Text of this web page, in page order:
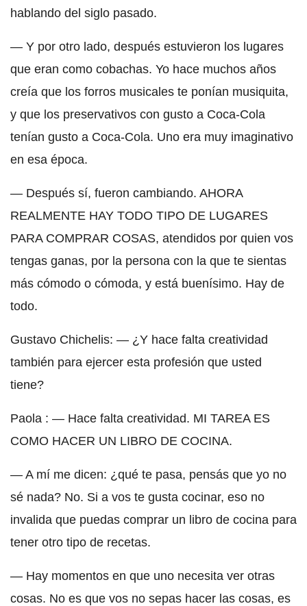
hablando del siglo pasado.
— Y por otro lado, después estuvieron los lugares
que eran como cobachas. Yo hace muchos años
creía que los forros musicales te ponían musiquita,
y que los preservativos con gusto a Coca-Cola
tenían gusto a Coca-Cola. Uno era muy imaginativo
en esa época.
— Después sí, fueron cambiando. AHORA
REALMENTE HAY TODO TIPO DE LUGARES
PARA COMPRAR COSAS, atendidos por quien vos
tengas ganas, por la persona con la que te sientas
más cómodo o cómoda, y está buenísimo. Hay de
todo.
Gustavo Chichelis: — ¿Y hace falta creatividad
también para ejercer esta profesión que usted
tiene?
Paola : — Hace falta creatividad. MI TAREA ES
COMO HACER UN LIBRO DE COCINA.
— A mí me dicen: ¿qué te pasa, pensás que yo no
sé nada? No. Si a vos te gusta cocinar, eso no
invalida que puedas comprar un libro de cocina para
tener otro tipo de recetas.
— Hay momentos en que uno necesita ver otras
cosas. No es que vos no sepas hacer las cosas, es